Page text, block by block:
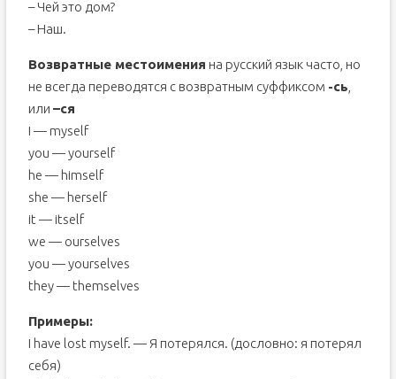
– Чей это дом?
– Наш.
Возвратные местоимения на русский язык часто, но
не всегда переводятся с возвратным суффиксом -сь
или –ся
I — myself
you — yourself
he — himself
she — herself
it — itself
we — ourselves
you — yourselves
they — themselves
Примеры:
I have lost myself. — Я потерялся. (дословно: я потерял
себя)